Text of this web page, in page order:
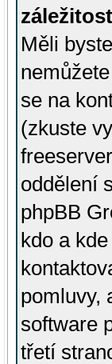
Měli
se na
(zkuste
oddělení
phpBB
kdo a
pomluvy,
software
třetí